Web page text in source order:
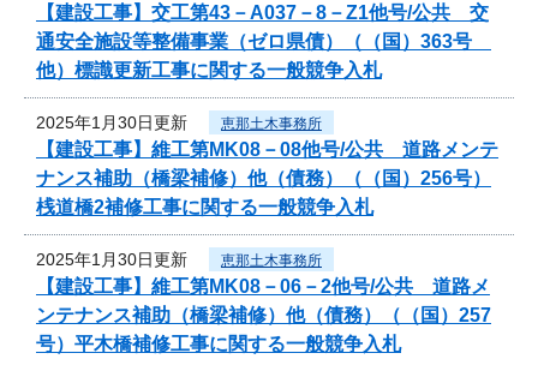
【建設工事】交工第43－A037－8－Z1他号/公共 交
通安全施設等整備事業（ゼロ県債）（（国）363号
他）標識更新工事に関する一般競争入札
2025年1月30日更新 恵那土木事務所
【建設工事】維工第MK08－08他号/公共 道路メンテ
ナンス補助（橋梁補修）他（債務）（（国）256号）
桟道橋2補修工事に関する一般競争入札
2025年1月30日更新 恵那土木事務所
【建設工事】維工第MK08－06－2他号/公共 道路メ
ンテナンス補助（橋梁補修）他（債務）（（国）257
号）平木橋補修工事に関する一般競争入札